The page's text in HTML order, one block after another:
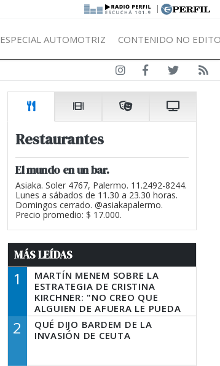
|
ESPECIAL AUTOMOTRIZ CONTENIDO NO
Restaurantes
El mundo en un bar.
Asiaka. Soler 4767, Palermo. 11.2492-8244.
Lunes a sábados de 11.30 a 23.30 horas.
Domingos cerrado. @asiakapalermo.
Precio promedio: $ 17.000.
MÁS LEÍDAS
1
MARTÍN MENEM SOBRE LA
ESTRATEGIA DE CRISTINA
KIRCHNER: "NO CREO QUE
ALGUIEN DE AFUERA LE PUEDA
DECIR A LA JUSTICIA LO QUE
TIENE QUE HACER"
2
QUÉ DIJO BARDEM DE LA
INVASIÓN DE CEUTA